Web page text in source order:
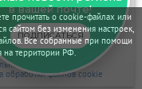
прочитать о cookie-файлах или
сайтом без изменения настроек,
Все собранные при помощи
на территории РФ.
в вашей почте!
ПОДПИСАТЬСЯ
267-70-40,
публикации могут содержать
не предназначенную для
до 18 лет.
в отношении обработки
данных
обработки файлов cookie